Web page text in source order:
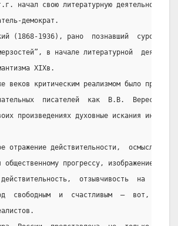
начал свою литературную деятельность
демократ.
(1868-1936), рано  познавший  суровую
в начале литературной
XIXв.
веков критическим реализмом было
писателей  как  В.В.  Вересаев
произведениях духовные искания
отражение действительности,  осмысление
общественному прогрессу, изображение,
отзывчивость  на
свободным  и  счастливым  –  вот,  что